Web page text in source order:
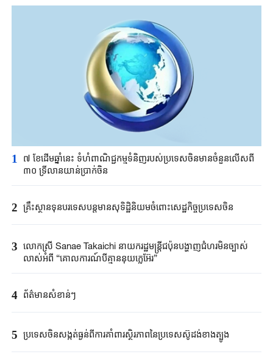
1
៧ ខែដើមឆ្នាំនេះ ទំហំពាណិជ្ជកម្មទំនិញរបស់ប្រទេសចិនមានចំនួនលើសពី
៣០ ទ្រីលានយាន់ប្រាក់ចិន
2 គ្រឹះស្ថាន​ទុនបរទេស​បន្តមាន​សុទិដ្ឋិនិយម​ចំពោះសេដ្ឋកិច្ច​ប្រទេសចិន​​
3 លោកស្រី Sanae ​Takaichi ​នាយករដ្ឋមន្ត្រី​ជប៉ុន​បង្ហាញជំហរមិន​ច្បាស់​
លាស់​អំពី ​“គោលការណ៍បី​គ្មាននុយក្លេអ៊ែរ​”​
4 ព័ត៌មានសំខាន់ៗ
5 ប្រទេសចិនសង្កត់ធ្ងន់ពីការគាំពារស្ថិរភាពនៃប្រទេសស៊ូដង់ខាងត្បូង